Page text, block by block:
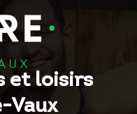
et loisirs
Vaux